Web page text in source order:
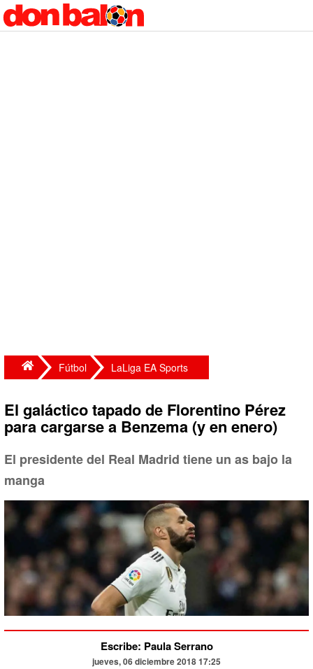
Fútbol LaLiga EA Sports
El galáctico tapado de Florentino Pérez
para cargarse a Benzema (y en enero)
El presidente del Real Madrid tiene un as bajo la
manga
Escribe: Paula Serrano
jueves, 06 diciembre 2018 17:25